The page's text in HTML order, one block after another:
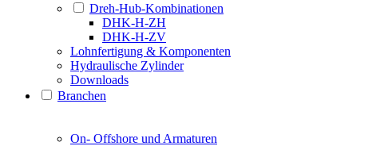
Dreh-Hub-Kombinationen
DHK-H-ZH
DHK-H-ZV
Lohnfertigung & Komponenten
Hydraulische Zylinder
Downloads
Branchen
On- Offshore und Armaturen